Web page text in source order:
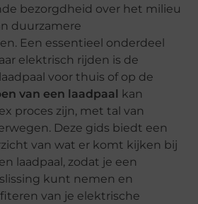
bezorgdheid over het milieu
duurzamere
Een essentieel onderdeel
elektrisch rijden is de
voor thuis of op de
van een laadpaal kan
proces zijn, met tal van
Deze gids biedt een
van wat er komt kijken bij
laadpaal, zodat je een
kunt nemen en
van je elektrische